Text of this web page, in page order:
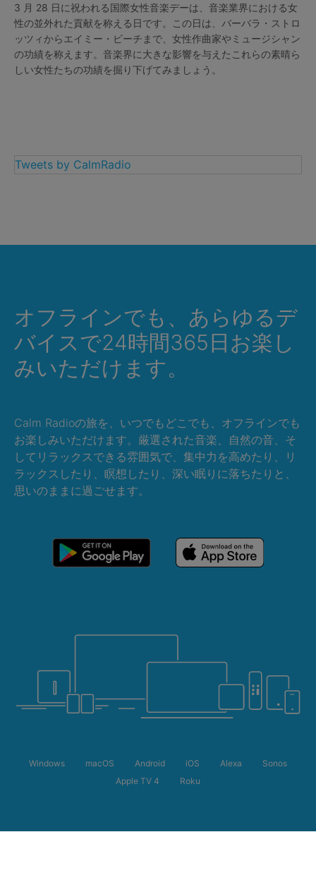
3 月 28 日に祝われる国際女性音楽デーは、音楽業界における女
性の並外れた貢献を称える日です。この日は、バーバラ・ストロ
ッツィからエイミー・ビーチまで、女性作曲家やミュージシャン
の功績を称えます。音楽界に大きな影響を与えたこれらの素晴ら
しい女性たちの功績を掘り下げてみましょう。
Tweets by CalmRadio
オフラインでも、あらゆるデ
バイスで24時間365日お楽し
みいただけます。
Calm Radioの旅を、いつでもどこでも、オフラインでも
お楽しみいただけます。厳選された音楽、自然の音、そ
してリラックスできる雰囲気で、集中力を高めたり、リ
ラックスしたり、瞑想したり、深い眠りに落ちたりと、
思いのままに過ごせます。
Windows macOS Android iOS Alexa
Sonos
Apple TV 4
Roku